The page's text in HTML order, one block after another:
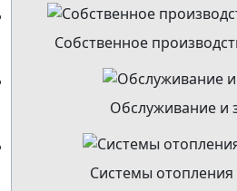
Собственное
Обслуживание и
Системы